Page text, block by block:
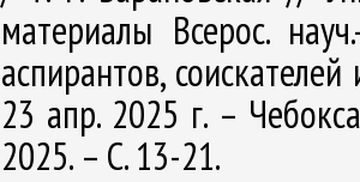
материалы Всерос.
аспирантов,
23 апр. 2025 г. –
2025. – С. 13-21.